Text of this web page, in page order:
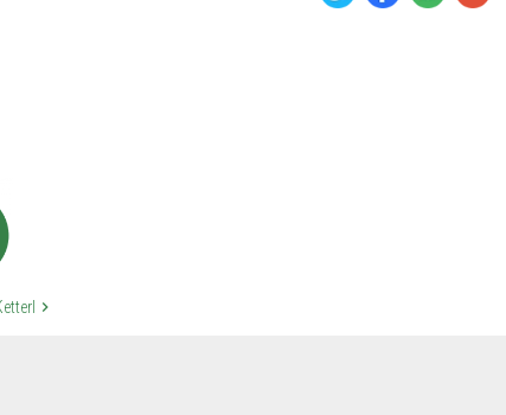
keyboard_arrow_right